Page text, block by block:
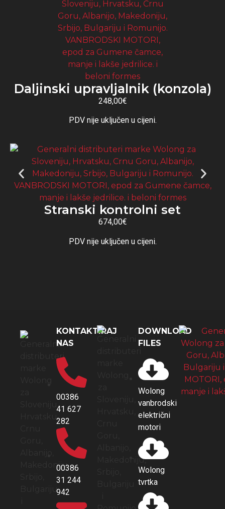
Daljinski upravljalnik (konzola)
248,00€
PDV nije uključen u cijeni.
Stranski kontrolni set
674,00€
PDV nije uključen u cijeni.
KONTAKTIRAJ
NAS
00386
41 627
282
00386
31 244
942
DOWNLOAD
FILES
Wolong
vanbrodski
električni
motori
Wolong
tvrtka